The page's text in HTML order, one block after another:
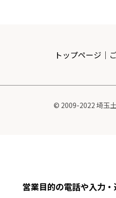
トップページ ｜
© 2009-2022 埼玉
営業目的の電話や入力